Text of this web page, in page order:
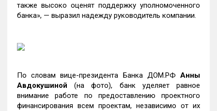
также высоко оценят поддержку уполномоченного
банка», — выразил надежду руководитель компании.
По словам вице-президента Банка ДОМ.РФ Анны
Авдокушиной (на фото), банк уделяет равное
внимание работе по предоставлению проектного
финансирования всем проектам, независимо от их